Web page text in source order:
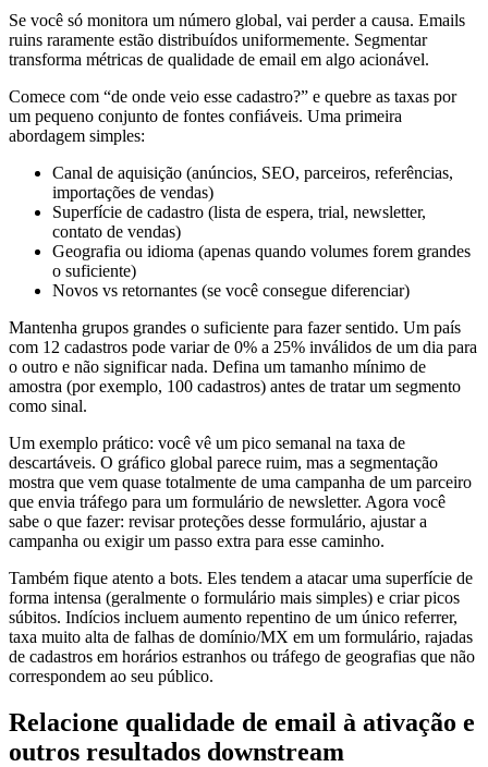
Se você só monitora um número global, vai perder a causa. Emails
ruins raramente estão distribuídos uniformemente. Segmentar
transforma métricas de qualidade de email em algo acionável.
Comece com “de onde veio esse cadastro?” e quebre as taxas por
um pequeno conjunto de fontes confiáveis. Uma primeira
abordagem simples:
Canal de aquisição (anúncios, SEO, parceiros, referências,
importações de vendas)
Superfície de cadastro (lista de espera, trial, newsletter,
contato de vendas)
Geografia ou idioma (apenas quando volumes forem grandes
o suficiente)
Novos vs retornantes (se você consegue diferenciar)
Mantenha grupos grandes o suficiente para fazer sentido. Um país
com 12 cadastros pode variar de 0% a 25% inválidos de um dia para
o outro e não significar nada. Defina um tamanho mínimo de
amostra (por exemplo, 100 cadastros) antes de tratar um segmento
como sinal.
Um exemplo prático: você vê um pico semanal na taxa de
descartáveis. O gráfico global parece ruim, mas a segmentação
mostra que vem quase totalmente de uma campanha de um parceiro
que envia tráfego para um formulário de newsletter. Agora você
sabe o que fazer: revisar proteções desse formulário, ajustar a
campanha ou exigir um passo extra para esse caminho.
Também fique atento a bots. Eles tendem a atacar uma superfície de
forma intensa (geralmente o formulário mais simples) e criar picos
súbitos. Indícios incluem aumento repentino de um único referrer,
taxa muito alta de falhas de domínio/MX em um formulário, rajadas
de cadastros em horários estranhos ou tráfego de geografias que não
correspondem ao seu público.
Relacione qualidade de email à ativação e
outros resultados downstream